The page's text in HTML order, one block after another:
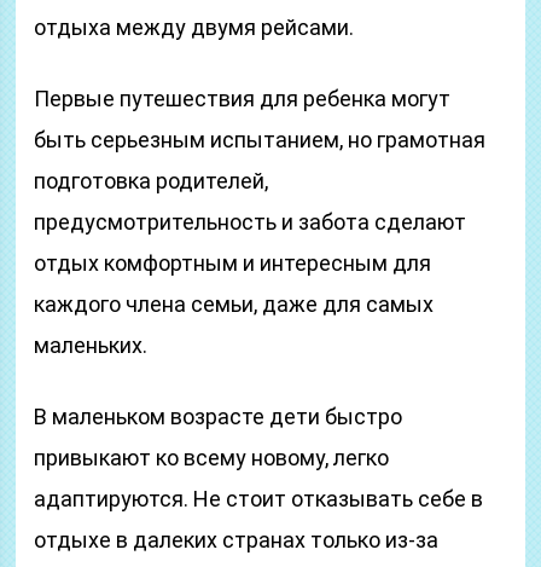
отдыха между двумя рейсами.
Первые путешествия для ребенка могут
быть серьезным испытанием, но грамотная
подготовка родителей,
предусмотрительность и забота сделают
отдых комфортным и интересным для
каждого члена семьи, даже для самых
маленьких.
В маленьком возрасте дети быстро
привыкают ко всему новому, легко
адаптируются. Не стоит отказывать себе в
отдыхе в далеких странах только из-за